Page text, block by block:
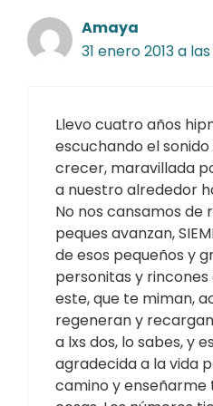
Amaya
31 enero 2013 a
Llevo cuatro años
escuchando el
crecer, maravillada
a nuestro alrededor
No nos cansamos de
peques avanzan,
de esos pequeños y
personitas y
este, que te miman,
regeneran y
a lxs dos, lo sabes, y
agradecida a la vida
camino y